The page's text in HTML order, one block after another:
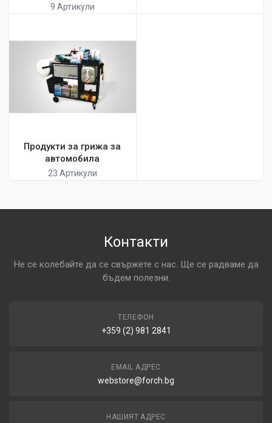
9 Артикули
Продукти за грижа за
автомобила
23 Артикули
Контакти
Не се колебайте да се свържете с нас. Ще се радваме да
бъдем полезни.
ТЕЛЕФОН
+359 (2) 981 2841
EMAIL АДРЕС
webstore@forch.bg
НАШИЯТ АДРЕС